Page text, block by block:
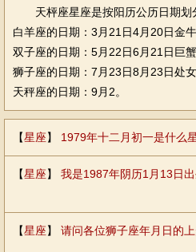
天枰座星座是按阳历公历日期划
白羊座的日期：3月21日4月20日金
双子座的日期：5月22日6月21日巨
狮子座的日期：7月23日8月23日处
天秤座的日期：9月2。
【星座】 1979年十二月初一是什么
【星座】 我是1987年阴历1月13日
【星座】 请问各位狮子座年月日的